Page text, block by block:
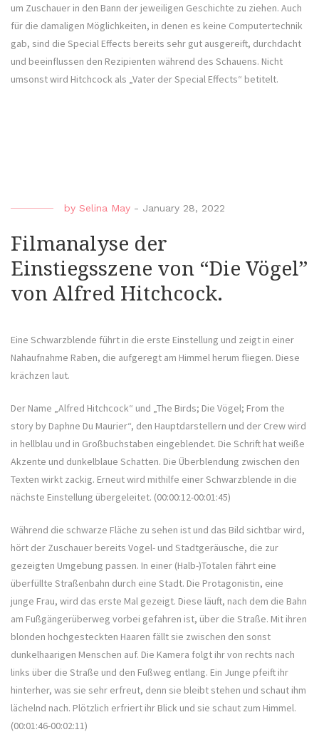
um Zuschauer in den Bann der jeweiligen Geschichte zu ziehen. Auch
für die damaligen Möglichkeiten, in denen es keine Computertechnik
gab, sind die Special Effects bereits sehr gut ausgereift, durchdacht
und beeinflussen den Rezipienten während des Schauens. Nicht
umsonst wird Hitchcock als „Vater der Special Effects“ betitelt.
by Selina May - January 28, 2022
Filmanalyse der
Einstiegsszene von “Die Vögel”
von Alfred Hitchcock.
Eine Schwarzblende führt in die erste Einstellung und zeigt in einer
Nahaufnahme Raben, die aufgeregt am Himmel herum fliegen. Diese
krächzen laut.
Der Name „Alfred Hitchcock“ und „The Birds; Die Vögel; From the
story by Daphne Du Maurier“, den Hauptdarstellern und der Crew wird
in hellblau und in Großbuchstaben eingeblendet. Die Schrift hat weiße
Akzente und dunkelblaue Schatten. Die Überblendung zwischen den
Texten wirkt zackig. Erneut wird mithilfe einer Schwarzblende in die
nächste Einstellung übergeleitet. (00:00:12-00:01:45)
Während die schwarze Fläche zu sehen ist und das Bild sichtbar wird,
hört der Zuschauer bereits Vogel- und Stadtgeräusche, die zur
gezeigten Umgebung passen. In einer (Halb-)Totalen fährt eine
überfüllte Straßenbahn durch eine Stadt. Die Protagonistin, eine
junge Frau, wird das erste Mal gezeigt. Diese läuft, nach dem die Bahn
am Fußgängerüberweg vorbei gefahren ist, über die Straße. Mit ihren
blonden hochgesteckten Haaren fällt sie zwischen den sonst
dunkelhaarigen Menschen auf. Die Kamera folgt ihr von rechts nach
links über die Straße und den Fußweg entlang. Ein Junge pfeift ihr
hinterher, was sie sehr erfreut, denn sie bleibt stehen und schaut ihm
lächelnd nach. Plötzlich erfriert ihr Blick und sie schaut zum Himmel.
(00:01:46-00:02:11)